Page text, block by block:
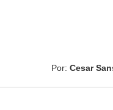
Por: Cesar